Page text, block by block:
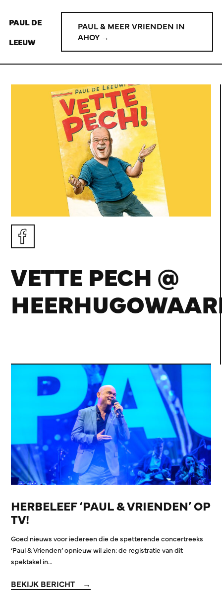
PAUL DE
LEEUW
PAUL & MEER VRIENDEN IN
AHOY →
VETTE PECH @
HERBELEEF ‘PAUL & VRIENDEN’ OP
TV!
Goed nieuws voor iedereen die de spetterende concertreeks
‘Paul & Vrienden’ opnieuw wil zien: de registratie van dit
spektakel in…
BEKIJK BERICHT